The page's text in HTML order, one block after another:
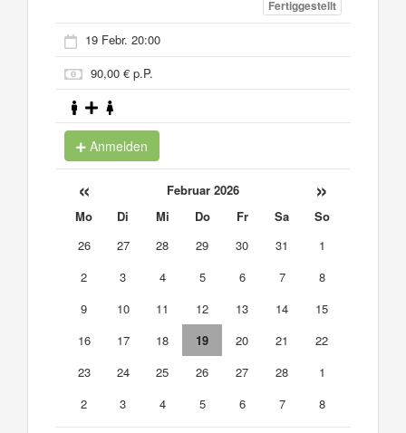
Fertiggestellt
19 Febr. 20:00
90,00 € p.P.
Anmelden
« Februar 2026 »
Mo Di Mi Do Fr Sa
So
26
27 28 29 30 31
1
2
3 4 5 6 7
8
9
10 11 12 13 14
15
16
17 18 19 20 21
22
23
24 25 26 27 28
1
2
3 4 5 6 7 8